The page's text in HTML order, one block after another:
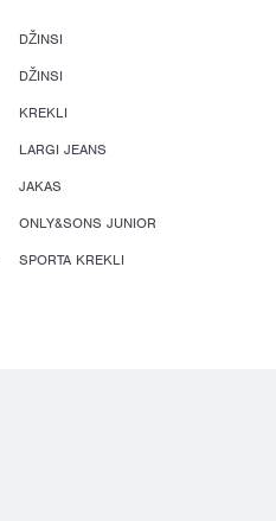
DŽINSI
DŽINSI
KREKLI
LARGI JEANS
JAKAS
ONLY&SONS JUNIOR
SPORTA KREKLI